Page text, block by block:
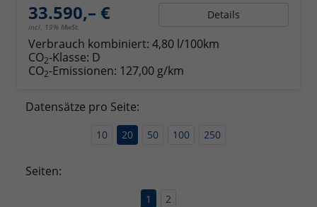
33.590,– €
incl. 19% MwSt.
Details
Verbrauch kombiniert: 4,80 l/100km
CO2-Klasse: D
CO2-Emissionen: 127,00 g/km
Datensätze pro Seite:
10 20 50 100 250
Seiten:
1 2